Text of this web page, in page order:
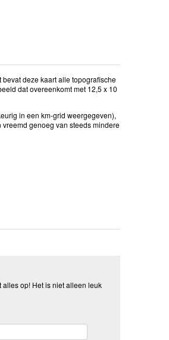
deze kaart alle topografische
dat overeenkomt met 12,5 x 10
in een km-grid weergegeven),
genoeg van steeds mindere
alles op! Het is niet alleen leuk